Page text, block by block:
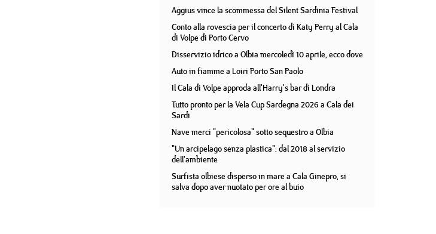
Aggius vince la scommessa del Silent Sardinia Festival
Conto alla rovescia per il concerto di Katy Perry al Cala
di Volpe di Porto Cervo
Disservizio idrico a Olbia mercoledì 10 aprile, ecco dove
Auto in fiamme a Loiri Porto San Paolo
Il Cala di Volpe approda all'Harry's bar di Londra
Tutto pronto per la Vela Cup Sardegna 2026 a Cala dei
Sardi
Nave merci "pericolosa" sotto sequestro a Olbia
"Un arcipelago senza plastica": dal 2018 al servizio
dell'ambiente
Surfista olbiese disperso in mare a Cala Ginepro, si
salva dopo aver nuotato per ore al buio